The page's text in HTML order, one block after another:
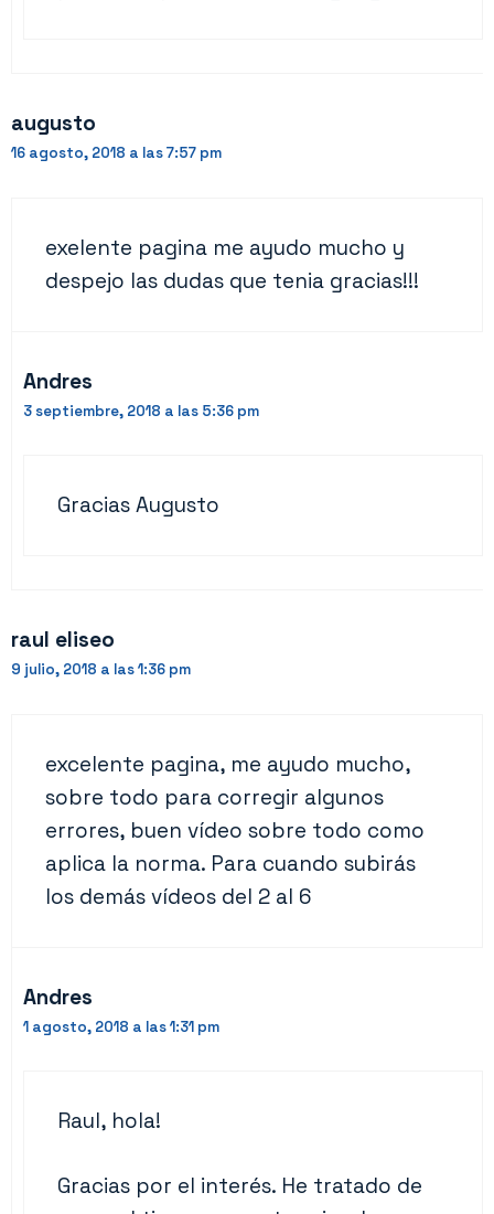
augusto
16 agosto, 2018 a las 7:57 pm
exelente pagina me ayudo mucho y
despejo las dudas que tenia gracias!!!
Andres
3 septiembre, 2018 a las 5:36 pm
Gracias Augusto
raul eliseo
9 julio, 2018 a las 1:36 pm
excelente pagina, me ayudo mucho,
sobre todo para corregir algunos
errores, buen vídeo sobre todo como
aplica la norma. Para cuando subirás
los demás vídeos del 2 al 6
Andres
1 agosto, 2018 a las 1:31 pm
Raul, hola!
Gracias por el interés. He tratado de